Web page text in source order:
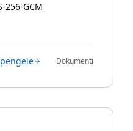
256-GCM
Dokumenti